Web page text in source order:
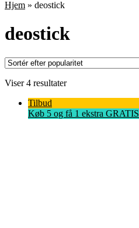
Hjem » deostick
deostick
Viser 4 resultaterSorteret
Tilbud
Køb 5 og få 1 ekstra GRATIS